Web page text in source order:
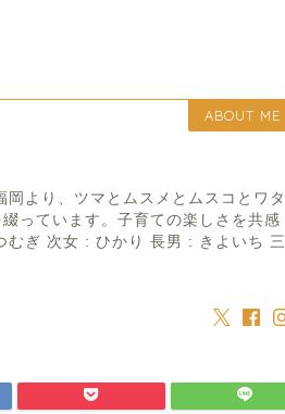
ABOUT ME
より、ツマとムスメとムスコとワタ
っています。子育ての楽しさを共感
むぎ 次女 : ひかり 長男 : きよいち 三